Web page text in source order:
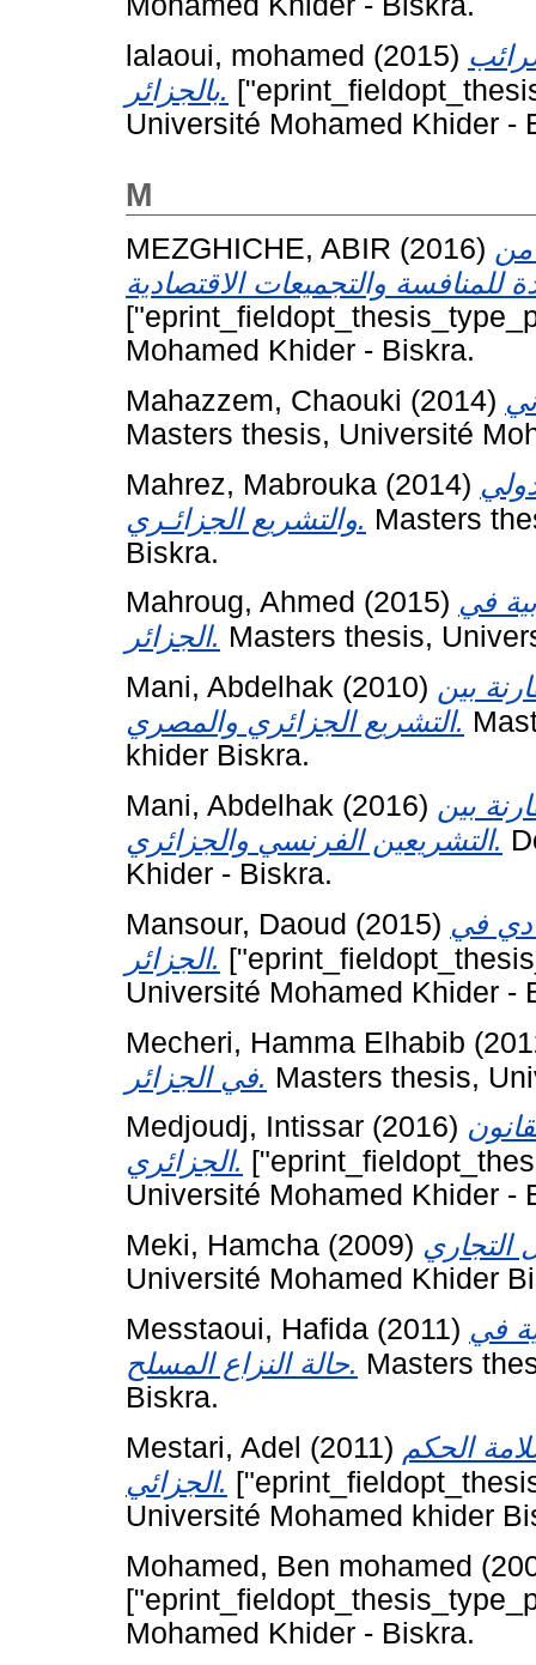
lalaoui, mohamed (2015)
بالجزائر.
Université Mohamed Khider -
M
MEZGHICHE, ABIR (2016) من
Mohamed Khider - Biskra.
Mahazzem, Chaouki (2014)
Masters thesis, Université
Mahrez, Mabrouka (2014)
والتشريع الجزائـري. Masters
Biskra.
Mahroug, Ahmed (2015) في
الجزائر. Masters thesis,
Mani, Abdelhak (2010) بين
التشريع الجزائري والمصري.
khider Biskra.
Mani, Abdelhak (2016) بين
التشريعين الفرنسي والجزائري.
Khider - Biskra.
Mansour, Daoud (2015) في
الجزائر.
Université Mohamed Khider -
Mecheri, Hamma Elhabib
في الجزائر. Masters thesis,
Medjoudj, Intissar (2016)
الجزائري.
Université Mohamed Khider -
Meki, Hamcha (2009)
Université Mohamed Khider
Messtaoui, Hafida (2011) في
حالة النزاع المسلح. Masters
Biskra.
Mestari, Adel (2011) الحكم
الجزائي.
Université Mohamed khider
Mohamed, Ben mohamed
Mohamed Khider - Biskra.